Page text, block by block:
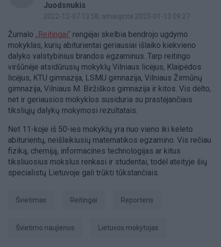
Juodsnukis
2022-12-07 13:58, atnaujinta 2023-01-13 09:27
Žurnalo „Reitingai“ rengėjai skelbia bendrojo ugdymo
mokyklas, kurių abiturientai geriausiai išlaiko kiekvieno
dalyko valstybinius brandos egzaminus. Tarp reitingo
viršūnėje atsidūrusių mokyklų Vilniaus licėjus, Klaipėdos
licėjus, KTU gimnazija, LSMU gimnazija, Vilniaus Žirmūnų
gimnazija, Vilniaus M. Biržiškos gimnazija ir kitos. Vis dėlto,
net ir geriausios mokyklos susiduria su prastėjančiais
tiksliųjų dalykų mokymosi rezultatais.
Net 11-koje iš 50-ies mokyklų yra nuo vieno iki keleto
abiturientų, neišlaikiusių matematikos egzamino. Vis rečiau
fiziką, chemiją, informacines technologijas ar kitus
tiksliuosius mokslus renkasi ir studentai, todėl ateityje šių
specialistų Lietuvoje gali trūkti tūkstančiais.
švietimas reitingai Reporteris
Švietimo naujienos Lietuvos mokytojas